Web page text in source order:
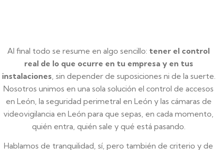
Al final todo se resume en algo sencillo: tener el control
real de lo que ocurre en tu empresa y en tus
instalaciones , sin depender de suposiciones ni de la suerte.
Nosotros unimos en una sola solución el control de accesos
en León, la seguridad perimetral en León y las cámaras de
videovigilancia en León para que sepas, en cada momento,
quién entra, quién sale y qué está pasando.
Hablamos de tranquilidad, sí, pero también de criterio y de